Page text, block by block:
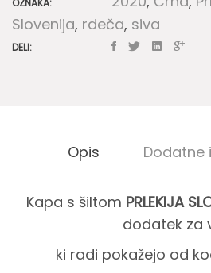
Slovenija, rdeča, siva
DELI:
Opis Dodatne
Kapa s šiltom PRLEKIJA
dodatek za
ki radi pokažejo od